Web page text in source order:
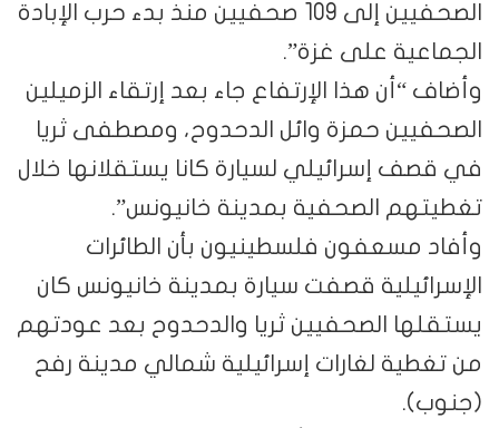
الصحفيين إلى 109 صحفيين منذ بدء حرب الإبادة
الجماعية على غزة”.
وأضاف “أن هذا الإرتفاع جاء بعد إرتقاء الزميلين
الصحفيين حمزة وائل الدحدوح، ومصطفى ثريا
في قصف إسرائيلي لسيارة كانا يستقلانها خلال
تغطيتهم الصحفية بمدينة خانيونس”.
وأفاد مسعفون فلسطينيون بأن الطائرات
الإسرائيلية قصفت سيارة بمدينة خانيونس كان
يستقلها الصحفيين ثريا والدحدوح بعد عودتهم
من تغطية لغارات إسرائيلية شمالي مدينة رفح
(جنوب).